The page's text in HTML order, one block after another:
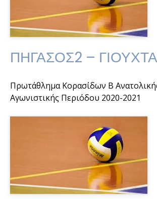
ΠΗΓΑΣΟΣ2 –
Πρωτάθλημα Κορασίδων Β
Αγωνιστικής Περιόδου 2020-2021